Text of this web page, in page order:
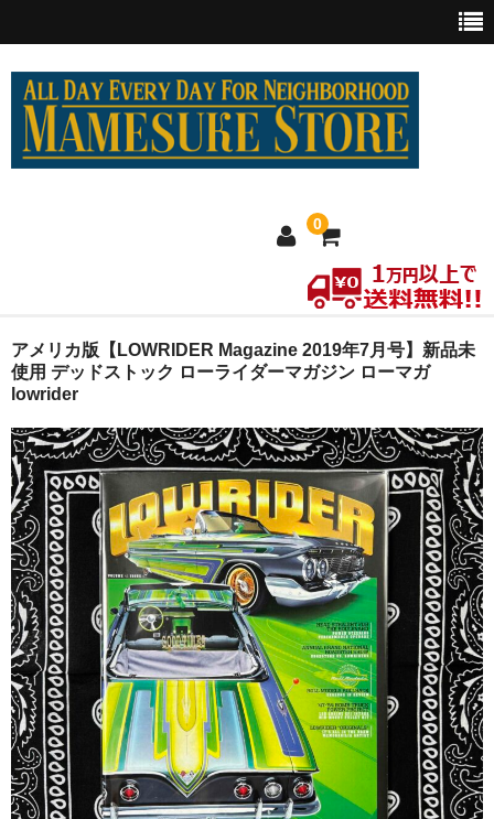
0
ホーム
MEXICO買い付け
新商品
ウェア
全商品（ウェア）
Tシャツ
ロングTシャツ
ゲームシャツ
コーチジャケット
スウェット＆フーディ
パンツ
アメリカ版【LOWRIDER Magazine 2019年7月号】新品未
使用 デッドストック ローライダーマガジン ローマガ
lowrider